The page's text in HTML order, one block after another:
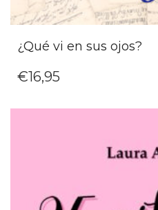
¿Qué vi en sus ojos?
€16,95